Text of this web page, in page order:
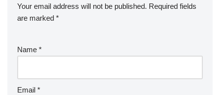
Your email address will not be published. Required fields
are marked *
Name *
Email *